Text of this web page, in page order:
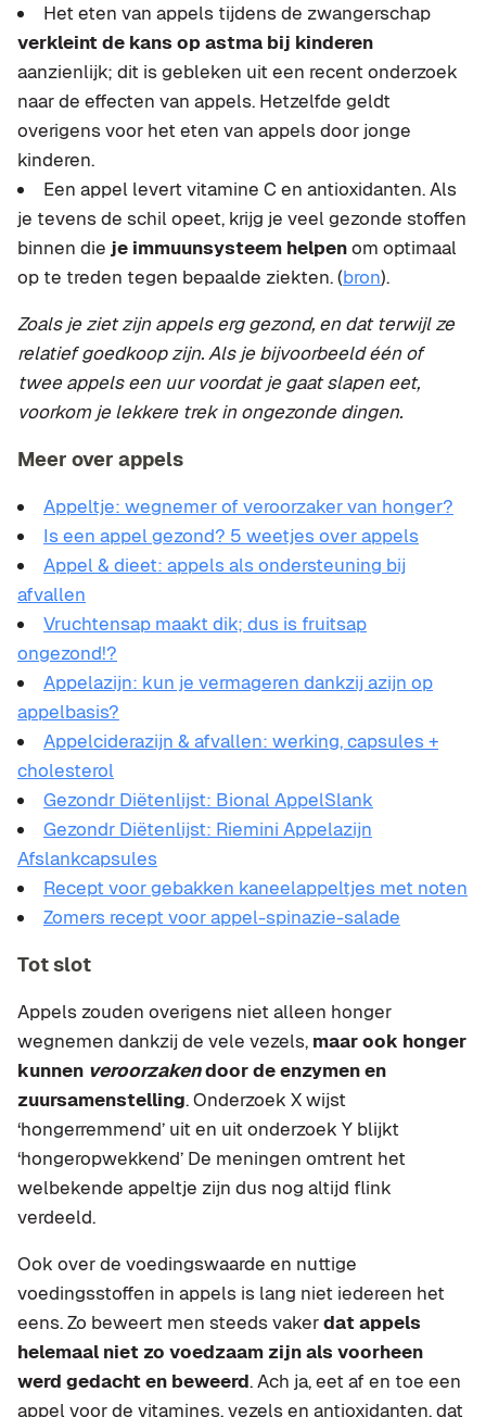
Het eten van appels tijdens de zwangerschap
verkleint de kans op astma bij kinderen
aanzienlijk; dit is gebleken uit een recent onderzoek
naar de effecten van appels. Hetzelfde geldt
overigens voor het eten van appels door jonge
kinderen.
Een appel levert vitamine C en antioxidanten. Als
je tevens de schil opeet, krijg je veel gezonde stoffen
binnen die je immuunsysteem helpenom optimaal
op te treden tegen bepaalde ziekten. (bron).
Zoals je ziet zijn appels erg gezond, en dat terwijl ze
relatief goedkoop zijn. Als je bijvoorbeeld één of
twee appels een uur voordat je gaat slapen eet,
voorkom je lekkere trek in ongezonde dingen.
Meer over appels
Appeltje: wegnemer of veroorzaker van honger?
Is een appel gezond? 5 weetjes over appels
Appel & dieet: appels als ondersteuning bij
afvallen
Vruchtensap maakt dik; dus is fruitsap
ongezond!?
Appelazijn: kun je vermageren dankzij azijn op
appelbasis?
Appelciderazijn & afvallen: werking, capsules +
cholesterol
Gezondr Diëtenlijst: Bional AppelSlank
Gezondr Diëtenlijst: Riemini Appelazijn
Afslankcapsules
Recept voor gebakken kaneelappeltjes met noten
Zomers recept voor appel-spinazie-salade
Tot slot
Appels zouden overigens niet alleen honger
wegnemen dankzij de vele vezels, maar ook honger
kunnen veroorzakendoor de enzymen en
zuursamenstelling. Onderzoek X wijst
‘hongerremmend’ uit en uit onderzoek Y blijkt
‘hongeropwekkend’ De meningen omtrent het
welbekende appeltje zijn dus nog altijd flink
verdeeld.
Ook over de voedingswaarde en nuttige
voedingsstoffen in appels is lang niet iedereen het
eens. Zo beweert men steeds vakerdat appels
helemaal niet zo voedzaam zijn als voorheen
werd gedacht en beweerd. Ach ja, eet af en toe een
appel voor de vitamines, vezels en antioxidanten, dat